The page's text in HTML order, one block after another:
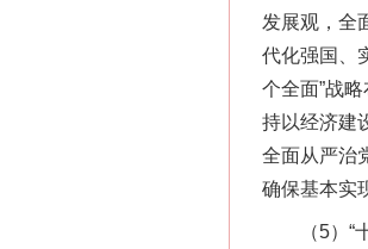
发展观，全
代化强国、
个全面”战
持以经济建
全面从严治
确保基本实
（5）“十